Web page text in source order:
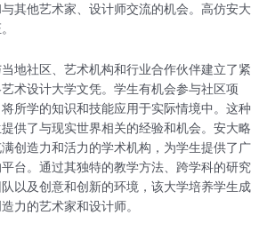
其他艺术家、设计师交流的机会。高仿安大
地社区、艺术机构和行业合作伙伴建立了紧
术设计大学文凭。学生有机会参与社区项
所学的知识和技能应用于实际情境中。这种
供了与现实世界相关的经验和机会。安大略
创造力和活力的学术机构，为学生提供了广
台。通过其独特的教学方法、跨学科的研究
以及创意和创新的环境，该大学培养学生成
力的艺术家和设计师。